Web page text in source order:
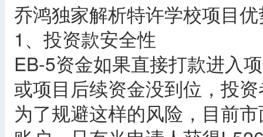
乔鸿独家解析特许学校项目
1、投资款安全性
EB-5资金如果直接打款进入
或项目后续资金没到位，投
为了规避这样的风险，目前